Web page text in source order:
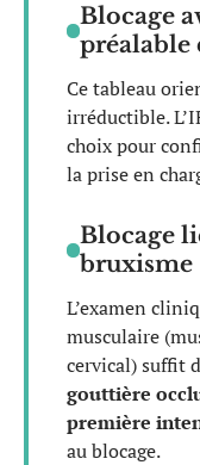
Blocage
préalable
Ce tableau
irréductible.
choix pour
la prise en
Blocage
bruxisme
L’examen
musculaire
cervical) suffit
gouttière
première
au blocage.